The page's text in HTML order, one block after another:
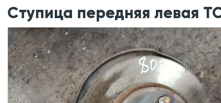
Ступица передняя левая